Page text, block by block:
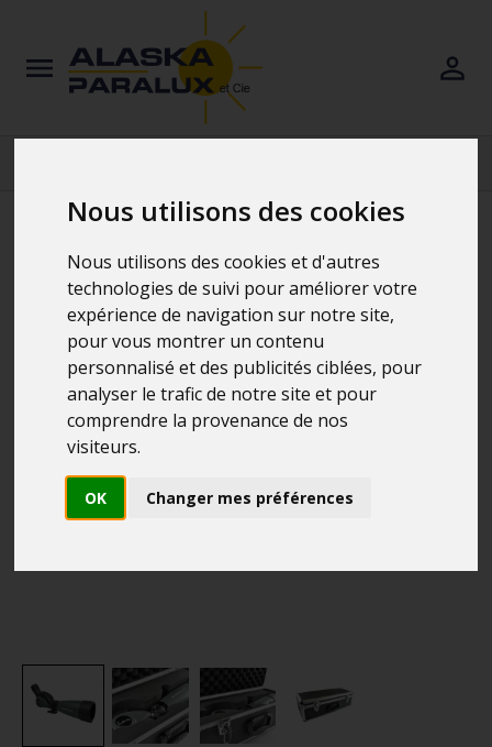
Nous utilisons des cookies
Nous utilisons des cookies et d'autres
technologies de suivi pour améliorer votre
expérience de navigation sur notre site,
pour vous montrer un contenu
personnalisé et des publicités ciblées, pour
analyser le trafic de notre site et pour
comprendre la provenance de nos
visiteurs.
OK Changer mes préférences